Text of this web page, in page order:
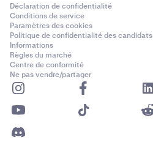
Déclaration de confidentialité
Conditions de service
Paramètres des cookies
Politique de confidentialité des candidats
Informations
Règles du marché
Centre de conformité
Ne pas vendre/partager